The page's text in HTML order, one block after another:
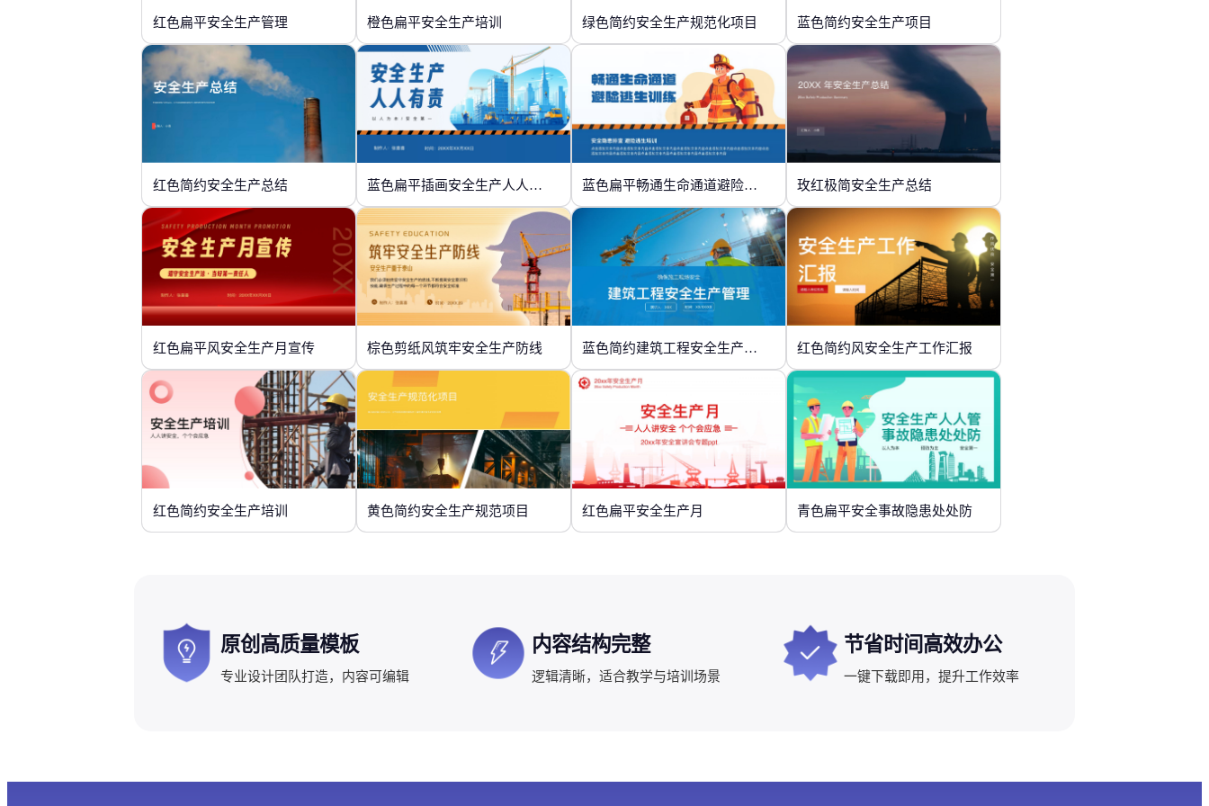
红色扁平安全生产管理 橙色扁平安全生产培训 绿色简约安全生产规范化项目 蓝色简约安全生产项目
红色简约安全生产总结 蓝色扁平插画安全生产人人有责 蓝色扁平畅通生命通道避险逃生训练 玫红极简安全生产总结
红色扁平风安全生产月宣传 棕色剪纸风筑牢安全生产防线 蓝色简约建筑工程安全生产管理 红色简约风安全生产工作汇报
红色简约安全生产培训 黄色简约安全生产规范项目 红色扁平安全生产月 青色扁平安全事故隐患处处防
原创高质量模板
专业设计团队打造，内容可编辑
内容结构完整
逻辑清晰，适合教学与培训场景
节省时间高效办公
一键下载即用，提升工作效率